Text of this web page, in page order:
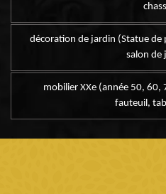
décoration de jardin (Statue
salon de
mobilier XXe (année 50,
fauteuil,